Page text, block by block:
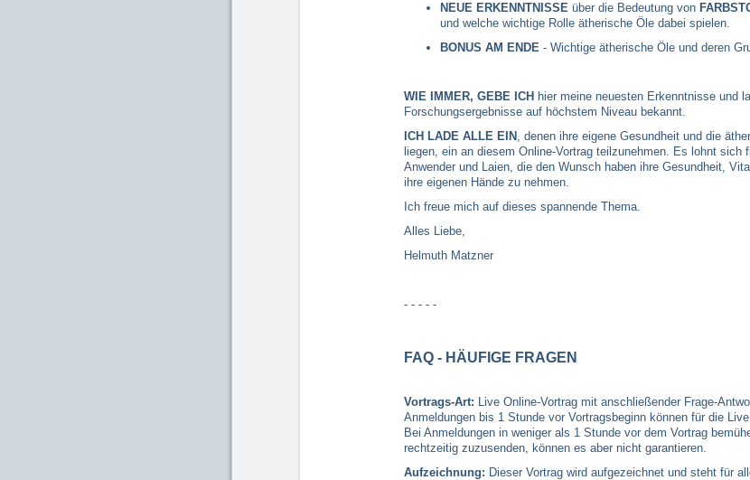
NEUE ERKENNTNISSE über die Bedeutung von
und welche wichtige Rolle ätherische Öle dabei spielen.
BONUS AM ENDE - Wichtige ätherische Öle und deren
WIE IMMER, GEBE ICH hier meine neuesten Erkenntnisse und
Forschungsergebnisse auf höchstem Niveau bekannt.
ICH LADE ALLE EIN , denen ihre eigene Gesundheit und die
liegen, ein an diesem Online-Vortrag teilzunehmen. Es lohnt sich
Anwender und Laien, die den Wunsch haben ihre Gesundheit,
ihre eigenen Hände zu nehmen.
Ich freue mich auf dieses spannende Thema.
Alles Liebe,
Helmuth Matzner
- - - - -
FAQ - HÄUFIGE FRAGEN
Vortrags-Art: Live Online-Vortrag mit anschließender Frage-
Anmeldungen bis 1 Stunde vor Vortragsbeginn können für die
Bei Anmeldungen in weniger als 1 Stunde vor dem Vortrag
rechtzeitig zuzusenden, können es aber nicht garantieren.
Aufzeichnung: Dieser Vortrag wird aufgezeichnet und steht für